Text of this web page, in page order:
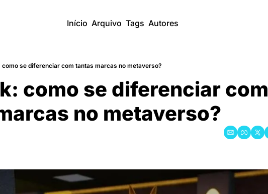
Início Arquivo Tags Autores
como se diferenciar com tantas marcas no metaverso?
como se diferenciar com
no metaverso?